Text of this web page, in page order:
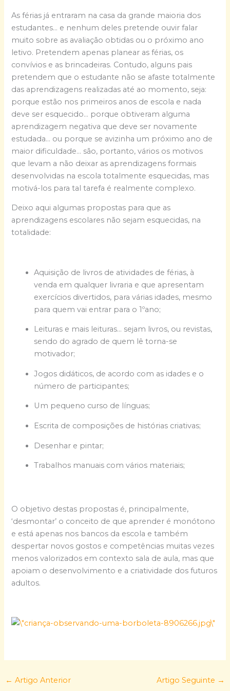
As férias já entraram na casa da grande maioria dos
estudantes… e nenhum deles pretende ouvir falar
muito sobre as avaliação obtidas ou o próximo ano
letivo. Pretendem apenas planear as férias, os
convívios e as brincadeiras. Contudo, alguns pais
pretendem que o estudante não se afaste totalmente
das aprendizagens realizadas até ao momento, seja:
porque estão nos primeiros anos de escola e nada
deve ser esquecido… porque obtiveram alguma
aprendizagem negativa que deve ser novamente
estudada… ou porque se avizinha um próximo ano de
maior dificuldade… são, portanto, vários os motivos
que levam a não deixar as aprendizagens formais
desenvolvidas na escola totalmente esquecidas, mas
motivá-los para tal tarefa é realmente complexo.
Deixo aqui algumas propostas para que as
aprendizagens escolares não sejam esquecidas, na
totalidade:
Aquisição de livros de atividades de férias, à
venda em qualquer livraria e que apresentam
exercícios divertidos, para várias idades, mesmo
para quem vai entrar para o 1ºano;
Leituras e mais leituras… sejam livros, ou revistas,
sendo do agrado de quem lê torna-se
motivador;
Jogos didáticos, de acordo com as idades e o
número de participantes;
Um pequeno curso de línguas;
Escrita de composições de histórias criativas;
Desenhar e pintar;
Trabalhos manuais com vários materiais;
O objetivo destas propostas é, principalmente,
‘desmontar’ o conceito de que aprender é monótono
e está apenas nos bancos da escola e também
despertar novos gostos e competências muitas vezes
menos valorizados em contexto sala de aula, mas que
apoiam o desenvolvimento e a criatividade dos futuros
adultos.
← Artigo Anterior Artigo Seguinte →